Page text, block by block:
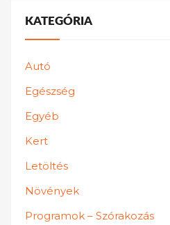
KATEGÓRIA
Autó
Egészség
Egyéb
Kert
Letöltés
Növények
Programok – Szórakozás